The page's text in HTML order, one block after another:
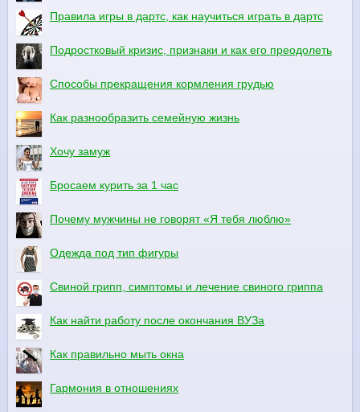
Правила игры в дартс, как научиться играть в дартс
Подростковый кризис, признаки и как его преодолеть
Способы прекращения кормления грудью
Как разнообразить семейную жизнь
Хочу замуж
Бросаем курить за 1 час
Почему мужчины не говорят «Я тебя люблю»
Одежда под тип фигуры
Свиной грипп, симптомы и лечение свиного гриппа
Как найти работу после окончания ВУЗа
Как правильно мыть окна
Гармония в отношениях